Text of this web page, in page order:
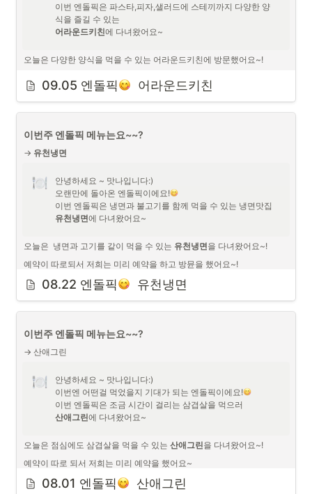
항상 오면 비빔국수랑 치킨을 필수로 시키는데요!
이번 엔돌픽은 파스타,피자,샐러드에 스테끼까지 다양한 양
어라운드키친에 다녀왔어요~
오늘은 다양한 양식을 먹을 수 있는 어라운드키친에 방문했어요~!
예약이 가능해서 저희는 미리 예약을 하고 방문응 했어요~!
09.05 엔돌픽
  어라운드키친
이번주 엔돌픽 메뉴는요~~?
→ 유천냉면
안녕하세요 ~ 맛나입니다:)
오랜만에 돌아온 엔돌픽이에요!
유천냉면에 다녀왔어요~
오늘은  냉면과 고기를 같이 먹을 수 있는 유천냉면을 다녀왔어요~!
예약이 따로되서 저희는 미리 예약을 하고 방뮨을 했어요~!
저희는 조금 일찍 도착한 편이였는데 12시가 조금 지나니 풀테이블로 금
방차서 맛집임을 느꼈어요:)
08.22 엔돌픽
  유천냉면
이번주 엔돌픽 메뉴는요~~?
→ 산애그린
안녕하세요 ~ 맛나입니다:)
이번엔 어떤걸 먹었을지 기대가 되는 엔돌픽이에요!
산애그린에 다녀왔어요~
오늘은 점심에도 삼겹살을 먹을 수 있는 산애그린을 다녀왔어요~!
예약이 따로 되서 저희는 미리 예약을 했어요~
평일 점심시간에 꽤 많은 사람들이 고기를 드시고 계셔서 맛집인가 했어
요:)
08.01 엔돌픽
  산애그린